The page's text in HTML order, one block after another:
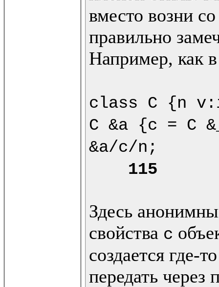
вместо возни
правильно
Например, как
class C {n
C &a {c = C
&a/c/n;
115
Здесь
свойства c
создается где-
передать